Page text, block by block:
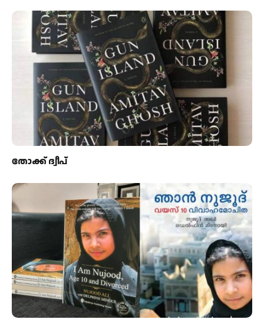
തോക്ക് ദ്വീപ്